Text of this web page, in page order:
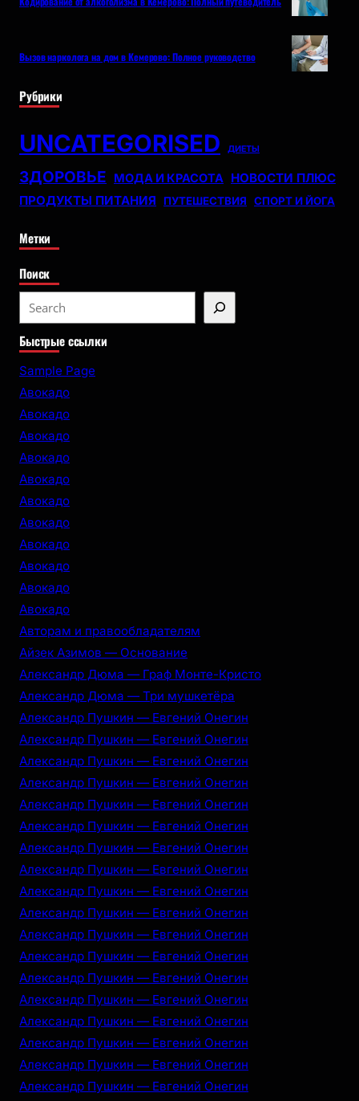
Вызов нарколога на дом в Кемерово: Полное руководство
Рубрики
UNCATEGORISED ДИЕТЫ
ЗДОРОВЬЕ МОДА И КРАСОТА НОВОСТИ ПЛЮС
ПРОДУКТЫ ПИТАНИЯ
ПУТЕШЕСТВИЯ СПОРТ И ЙОГА
Метки
Поиск
e
a
r
Быстрые ссылки
Sample Page
Авокадо
Авокадо
Авокадо
Авокадо
Авокадо
Авокадо
Авокадо
Авокадо
Авокадо
Авокадо
Авокадо
Авторам и правообладателям
Айзек Азимов — Основание
Александр Дюма — Граф Монте-Кристо
Александр Дюма — Три мушкетёра
Александр Пушкин — Евгений Онегин
Александр Пушкин — Евгений Онегин
Александр Пушкин — Евгений Онегин
Александр Пушкин — Евгений Онегин
Александр Пушкин — Евгений Онегин
Александр Пушкин — Евгений Онегин
Александр Пушкин — Евгений Онегин
Александр Пушкин — Евгений Онегин
Александр Пушкин — Евгений Онегин
Александр Пушкин — Евгений Онегин
Александр Пушкин — Евгений Онегин
Александр Пушкин — Евгений Онегин
Александр Пушкин — Евгений Онегин
Александр Пушкин — Евгений Онегин
Александр Пушкин — Евгений Онегин
Александр Пушкин — Евгений Онегин
Александр Пушкин — Евгений Онегин
Александр Пушкин — Евгений Онегин